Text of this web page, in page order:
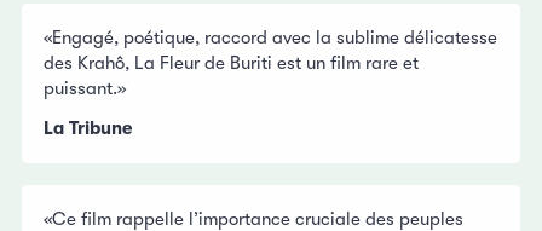
«Engagé, poétique, raccord avec la sublime délicatesse
des Krahô, La Fleur de Buriti est un film rare et
puissant.»
La Tribune
«Ce film rappelle l’importance cruciale des peuples